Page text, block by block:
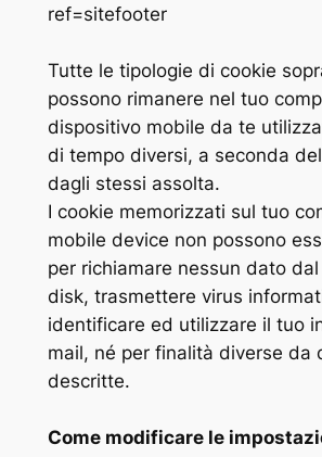
ref=sitefooter
Tutte le tipologie di cookie
possono rimanere nel tuo
dispositivo mobile da te
di tempo diversi, a seconda
dagli stessi assolta.
I cookie memorizzati sul tuo
mobile device non possono
per richiamare nessun dato
disk, trasmettere virus
identificare ed utilizzare il tuo
mail, né per finalità diverse da
descritte.
Come modificare le